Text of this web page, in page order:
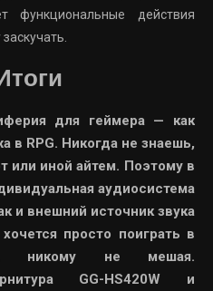
функциональные действия
для геймера — как
в RPG. Никогда не знаешь,
или иной айтем. Поэтому в
аудиосистема
и внешний источник звука
просто поиграть в
никому не мешая.
GG-HS420W и